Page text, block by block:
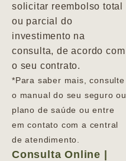
solicitar reembolso total
ou parcial do
investimento na
consulta, de acordo com
o seu contrato.
*Para saber mais, consulte
o manual do seu seguro ou
plano de saúde ou entre
em contato com a central
de atendimento.
Consulta Online |